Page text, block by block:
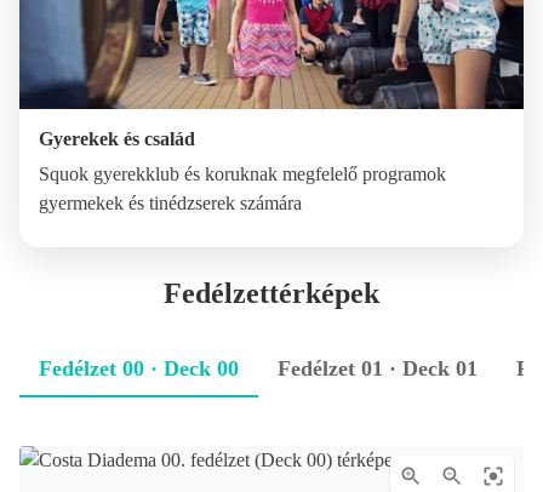
Gyerekek és család
Squok gyerekklub és koruknak megfelelő programok
gyermekek és tinédzserek számára
Fedélzettérképek
Fedélzet 00 · Deck 00 Fedélzet 01 · Deck 01